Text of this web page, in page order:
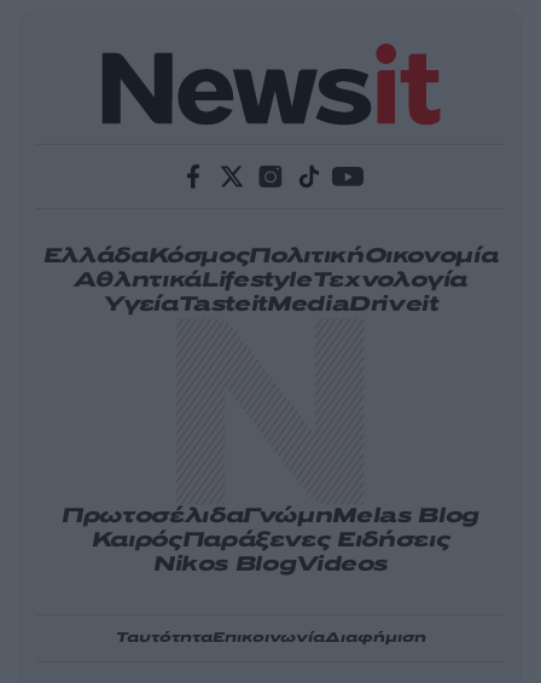
ΕλλάδαΚόσμοςΠολιτικήΟικονομία
ΑθλητικάLifestyleΤεχνολογία
ΥγείαTasteitMediaDriveit
ΠρωτοσέλιδαΓνώμηMelas Blog
ΚαιρόςΠαράξενες Ειδήσεις
Nikos BlogVideos
ΤαυτότηταΕπικοινωνίαΔιαφήμιση